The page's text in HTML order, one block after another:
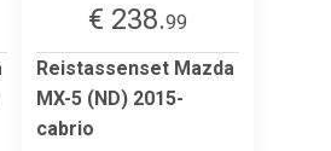
€ 238.99
Reistassenset Mazda
MX-5 (ND) 2015-
cabrio